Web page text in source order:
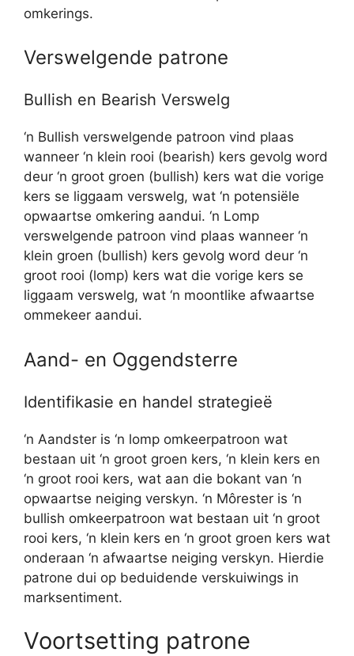
omkerings.
Verswelgende patrone
Bullish en Bearish Verswelg
‘n Bullish verswelgende patroon vind plaas
wanneer ‘n klein rooi (bearish) kers gevolg word
deur ‘n groot groen (bullish) kers wat die vorige
kers se liggaam verswelg, wat ‘n potensiële
opwaartse omkering aandui. ‘n Lomp
verswelgende patroon vind plaas wanneer ‘n
klein groen (bullish) kers gevolg word deur ‘n
groot rooi (lomp) kers wat die vorige kers se
liggaam verswelg, wat ‘n moontlike afwaartse
ommekeer aandui.
Aand- en Oggendsterre
Identifikasie en handel strategieë
‘n Aandster is ‘n lomp omkeerpatroon wat
bestaan ​​uit ‘n groot groen kers, ‘n klein kers en
‘n groot rooi kers, wat aan die bokant van ‘n
opwaartse neiging verskyn. ‘n Môrester is ‘n
bullish omkeerpatroon wat bestaan ​​uit ‘n groot
rooi kers, ‘n klein kers en ‘n groot groen kers wat
onderaan ‘n afwaartse neiging verskyn. Hierdie
patrone dui op beduidende verskuiwings in
marksentiment.
Voortsetting patrone